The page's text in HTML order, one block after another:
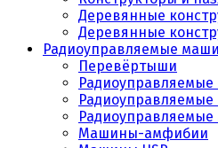
Деревянные
Деревянные
Радиоуправляемые
Перевёртыши
Машины-амфибии